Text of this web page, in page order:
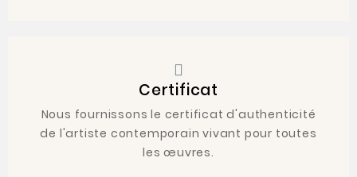
Certificat
Nous fournissons le certificat d'authenticité
de l'artiste contemporain vivant pour toutes
les œuvres.